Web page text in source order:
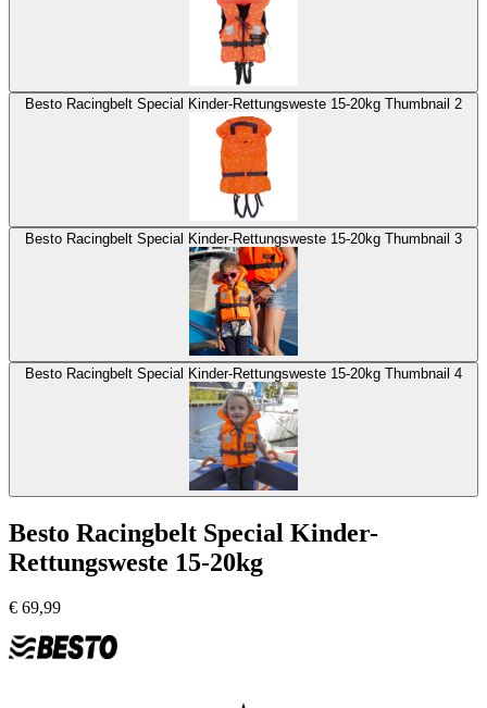
Besto Racingbelt Special Kinder-Rettungsweste 15-20kg Thumbnail 2
Besto Racingbelt Special Kinder-Rettungsweste 15-20kg Thumbnail 3
Besto Racingbelt Special Kinder-Rettungsweste 15-20kg Thumbnail 4
Besto Racingbelt Special Kinder-
Rettungsweste 15-20kg
€ 69,99